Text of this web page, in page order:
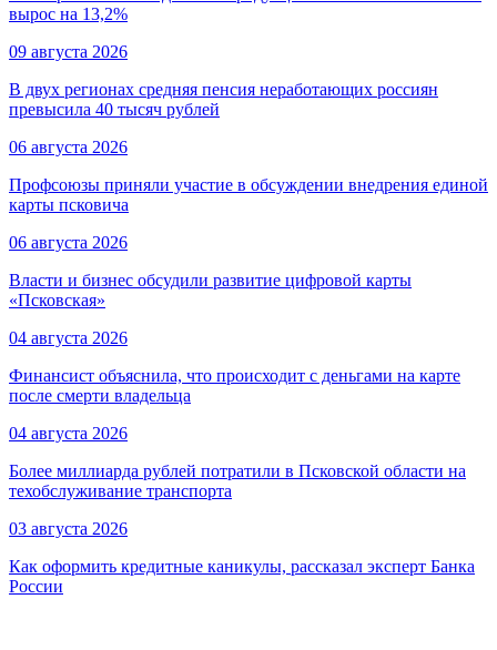
вырос на 13,2%
09 августа 2026
В двух регионах средняя пенсия неработающих россиян
превысила 40 тысяч рублей
06 августа 2026
Профсоюзы приняли участие в обсуждении внедрения единой
карты псковича
06 августа 2026
Власти и бизнес обсудили развитие цифровой карты
«Псковская»
04 августа 2026
Финансист объяснила, что происходит с деньгами на карте
после смерти владельца
04 августа 2026
Более миллиарда рублей потратили в Псковской области на
техобслуживание транспорта
03 августа 2026
Как оформить кредитные каникулы, рассказал эксперт Банка
России